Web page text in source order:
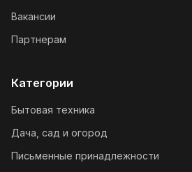
Вакансии
Партнерам
Категории
Бытовая техника
Дача, сад и огород
Письменные принадлежности